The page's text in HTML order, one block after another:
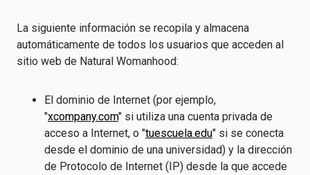
La siguiente información se recopila y almacena
automáticamente de todos los usuarios que acceden al
sitio web de Natural Womanhood:
El dominio de Internet (por ejemplo,
"xcompany.com" si utiliza una cuenta privada de
acceso a Internet, o "tuescuela.edu" si se conecta
desde el dominio de una universidad) y la dirección
de Protocolo de Internet (IP) desde la que accede